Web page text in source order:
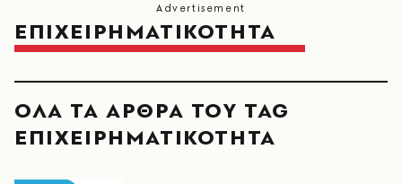
ΕΠΙΧΕΙΡΗΜΑΤΙΚΟΤΗΤΑ
ΟΛΑ ΤΑ ΑΡΘΡΑ ΤΟΥ TAG
ΕΠΙΧΕΙΡΗΜΑΤΙΚΟΤΗΤΑ